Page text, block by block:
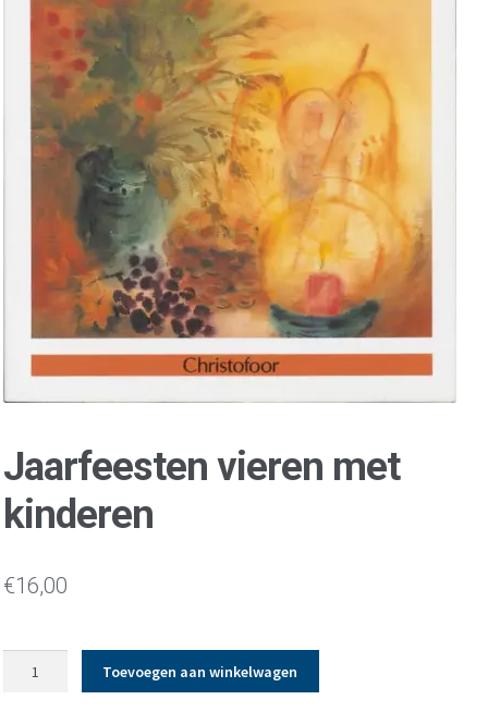
Jaarfeesten vieren met
kinderen
€16,00
Toevoegen aan winkelwagen